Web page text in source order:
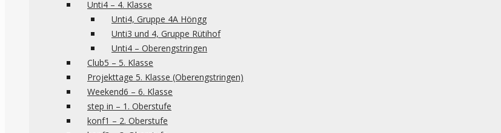
Unti4 – 4. Klasse
Unti4, Gruppe 4A Höngg
Unti3 und 4, Gruppe Rütihof
Unti4 – Oberengstringen
Club5 – 5. Klasse
Projekttage 5. Klasse (Oberengstringen)
Weekend6 – 6. Klasse
step in – 1. Oberstufe
konf1 – 2. Oberstufe